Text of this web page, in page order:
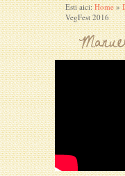
Esti aici:Home»
VegFest 2016